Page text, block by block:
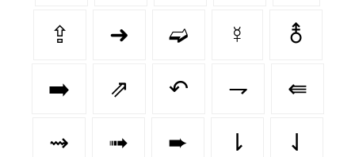
⇪ ➜ ➫ ☿ ⚨
➡️ ⇗ ↶ ⇁ ⇚
⇝ ➟ ➨ ⇂ ⇃